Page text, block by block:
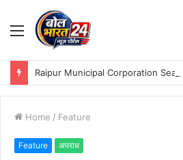
Menu
Home / Feature
Feature अपराध